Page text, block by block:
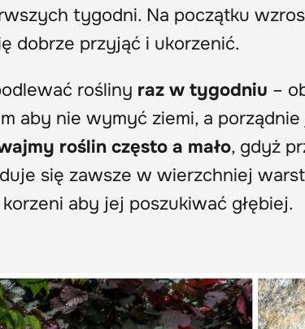
tygodni. Na początku
dobrze przyjąć i ukorzenić.
rośliny raz w tygodniu –
aby nie wymyć ziemi, a
roślin często a mało, gdyż
się zawsze w wierzchniej
korzeni aby jej poszukiwać głębiej.